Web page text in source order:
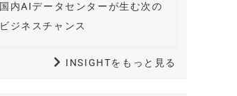
国内AIデータセンターが生む次の
ビジネスチャンス
INSIGHTをもっと見る